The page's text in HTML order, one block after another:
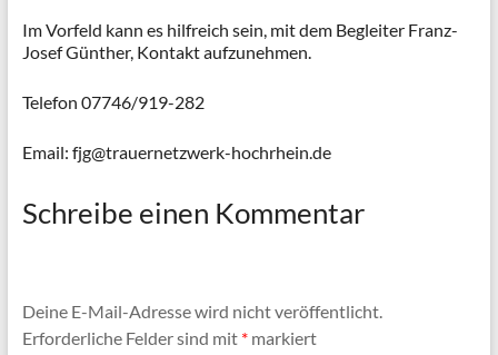
Im Vorfeld kann es hilfreich sein, mit dem Begleiter Franz-
Josef Günther, Kontakt aufzunehmen.
Telefon 07746/919-282
Email: fjg@trauernetzwerk-hochrhein.de
Schreibe einen Kommentar
Deine E-Mail-Adresse wird nicht veröffentlicht.
Erforderliche Felder sind mit *markiert